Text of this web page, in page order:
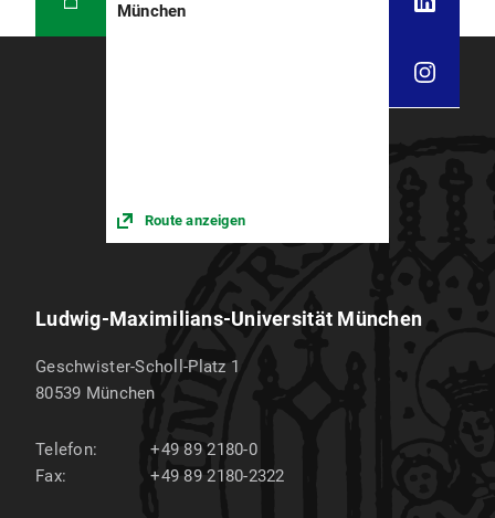
München
Route anzeigen
Ludwig-Maximilians-Universität München
Geschwister-Scholl-Platz 1
80539 München
Telefon:
+49 89 2180-0
Fax:
+49 89 2180-2322